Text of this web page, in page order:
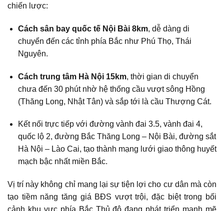
chiến lược:
Cách sân bay quốc tế Nội Bài 8km, dễ dàng di
chuyển đến các tỉnh phía Bắc như Phú Thọ, Thái
Nguyên.
Cách trung tâm Hà Nội 15km, thời gian di chuyển
chưa đến 30 phút nhờ hệ thống cầu vượt sông Hồng
(Thăng Long, Nhật Tân) và sắp tới là cầu Thượng Cát.
Kết nối trực tiếp với đường vành đai 3.5, vành đai 4,
quốc lộ 2, đường Bắc Thăng Long – Nội Bài, đường sắt
Hà Nội – Lào Cai, tạo thành mạng lưới giao thông huyết
mạch bậc nhất miền Bắc.
Vị trí này không chỉ mang lại sự tiện lợi cho cư dân mà còn
tạo tiềm năng tăng giá BĐS vượt trội, đặc biệt trong bối
cảnh khu vực phía Bắc Thủ đô đang phát triển mạnh mẽ